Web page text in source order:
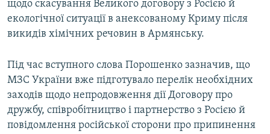
щодо скасування Великого договору з Росією й
екологічної ситуації в анексованому Криму після
викидів хімічних речовин в Армянську.
Під час вступного слова Порошенко зазначив, що
МЗС України вже підготувало перелік необхідних
заходів щодо непродовження дії Договору про
дружбу, співробітництво і партнерство з Росією й
повідомлення російської сторони про припинення